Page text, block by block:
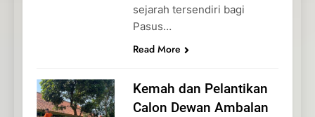
sejarah tersendiri bagi
Pasus…
Read More
Kemah dan Pelantikan
Calon Dewan Ambalan